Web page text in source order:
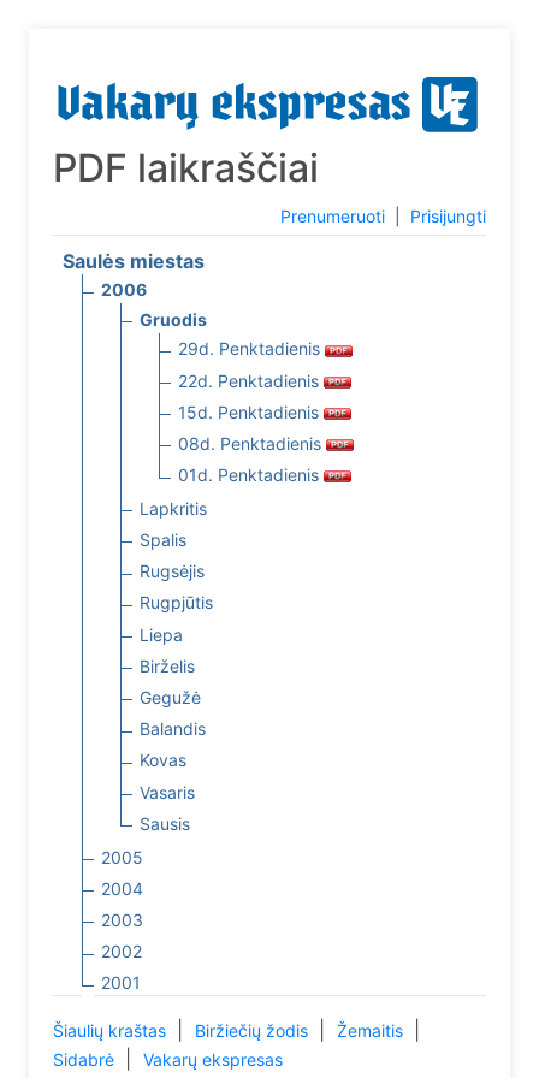
PDF laikraščiai
Prenumeruoti Prisijungti
Saulės miestas
2006
Gruodis
29d. Penktadienis
22d. Penktadienis
15d. Penktadienis
08d. Penktadienis
01d. Penktadienis
Lapkritis
Spalis
Rugsėjis
Rugpjūtis
Liepa
Birželis
Gegužė
Balandis
Kovas
Vasaris
Sausis
2005
2004
2003
2002
2001
Šiaulių kraštas Biržiečių žodis Žemaitis
Sidabrė Vakarų ekspresas